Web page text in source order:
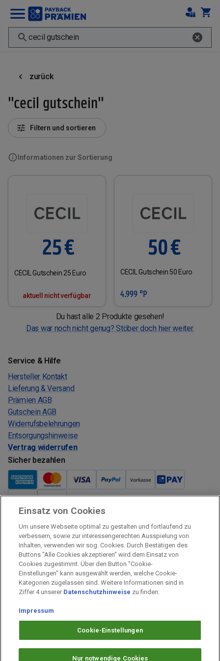
zurück
"cecil gutschein"
Informationen zur Sortierung
Filtern und sortieren
CECIL Gutschein 25 Euro
aktuell nicht verfügbar
CECIL Gutschein 50 Euro
4.999 °P
Du hast alle 2 Produkte gesehen!
Das war noch nicht genug? Stöber doch hier weiter.
Service & Hilfe
Hersteller Kontakt
Lieferung & Versand
Prämien AGB
Gutschein AGB
Widerrufsbelehrungen
Entsorgungshinweise
Vertrag widerrufen
Sicher bezahlen
Verkauf und Versand
Kostenloser Versand:
Verkauf und Versand durch:
Verkauf Gutscheine durch:
Sicher einkaufen
Prämien Impressum
Prämien Datenschutz
Einsatz von Cookies
Um unsere Webseite optimal zu gestalten und fortlaufend zu
verbessern, sowie zur interessengerechten Ausspielung von
Inhalten, verwenden wir sog. Cookies. Durch Bestätigen des
Buttons "Alle Cookies akzeptieren" wird dem Einsatz von
Cookies zugestimmt. Über den Button "Cookie-
Einstellungen" kann ausgewählt werden, welche Cookie-
Kategorien zugelassen sind. Weitere Informationen sind in
Ziffer 4 unserer Datenschutzhinweise zu finden.
Impressum
Cookie-Einstellungen
Nur notwendige Cookies